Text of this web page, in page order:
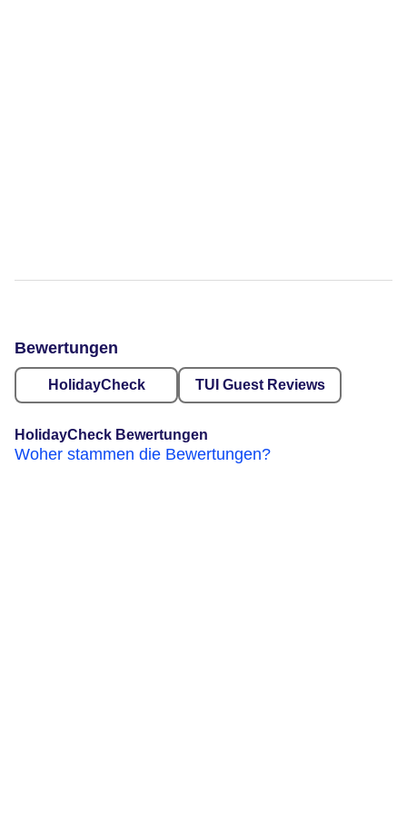
Bewertungen
HolidayCheck TUI Guest Reviews
HolidayCheck Bewertungen
Woher stammen die Bewertungen?